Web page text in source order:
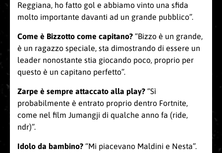
Reggiana, ho fatto gol e abbiamo vinto una sfida
molto importante davanti ad un grande pubblico”.
Come è Bizzotto come capitano? “Bizzo è un grande,
è un ragazzo speciale, sta dimostrando di essere un
leader nonostante stia giocando poco, proprio per
questo è un capitano perfetto”.
Zarpe è sempre attaccato alla play? “Sì
probabilmente è entrato proprio dentro Fortnite,
come nel film Jumangji di qualche anno fa (ride,
ndr)”.
Idolo da bambino? “Mi piacevano Maldini e Nesta”.